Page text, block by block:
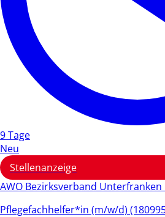
9 Tage
Neu
Stellenanzeige
AWO Bezirksverband Unterfranken
Pflegefachhelfer*in (m/w/d)